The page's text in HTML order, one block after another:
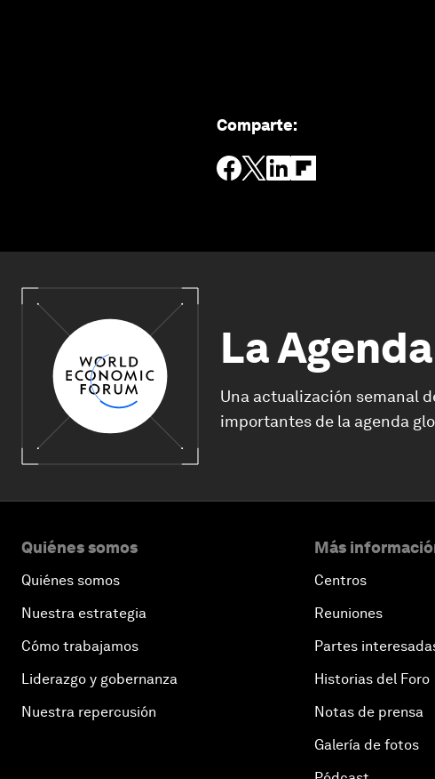
Comparte:
La Agenda
Una actualización semanal
importantes de la agenda
Quiénes somos
Quiénes somos
Nuestra estrategia
Cómo trabajamos
Liderazgo y gobernanza
Nuestra repercusión
Más
Centros
Reuniones
Partes
Historias del Foro
Notas de prensa
Galería de fotos